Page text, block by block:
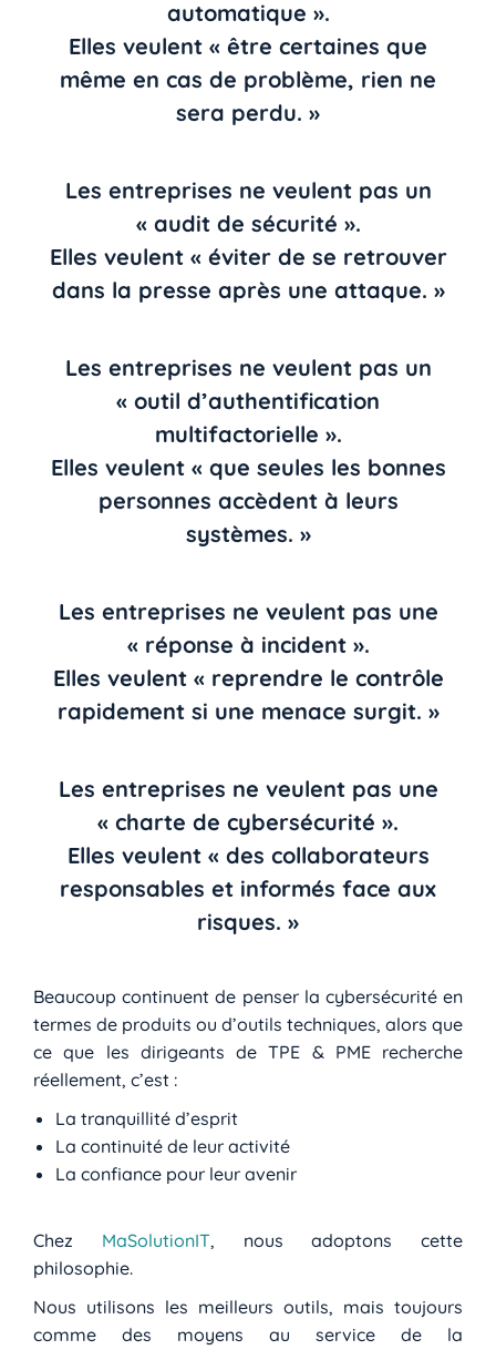
automatique ».
Elles veulent « être certaines que
même en cas de problème, rien ne
sera perdu. »
Les entreprises ne veulent pas un
« audit de sécurité ».
Elles veulent « éviter de se retrouver
dans la presse après une attaque. »
Les entreprises ne veulent pas un
« outil d’authentification
multifactorielle ».
Elles veulent « que seules les bonnes
personnes accèdent à leurs
systèmes. »
Les entreprises ne veulent pas une
« réponse à incident ».
Elles veulent « reprendre le contrôle
rapidement si une menace surgit. »
Les entreprises ne veulent pas une
« charte de cybersécurité ».
Elles veulent « des collaborateurs
responsables et informés face aux
risques. »
Beaucoup continuent de penser la cybersécurité en
termes de produits ou d’outils techniques, alors que
ce que les dirigeants de TPE & PME recherche
réellement, c’est :
La tranquillité d’esprit
La continuité de leur activité
La confiance pour leur avenir
Chez MaSolutionIT, nous adoptons cette
philosophie.
Nous utilisons les meilleurs outils, mais toujours
comme des moyens au service de la